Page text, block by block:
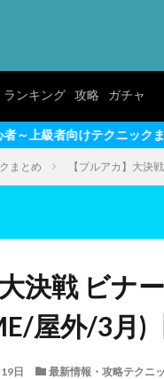
ランキング 攻略 ガチャ
まで完全網羅
まとめ 【ブルアカ】大決
決戦 ビナ
屋外/3月)
日 最新情報・攻略テクニ